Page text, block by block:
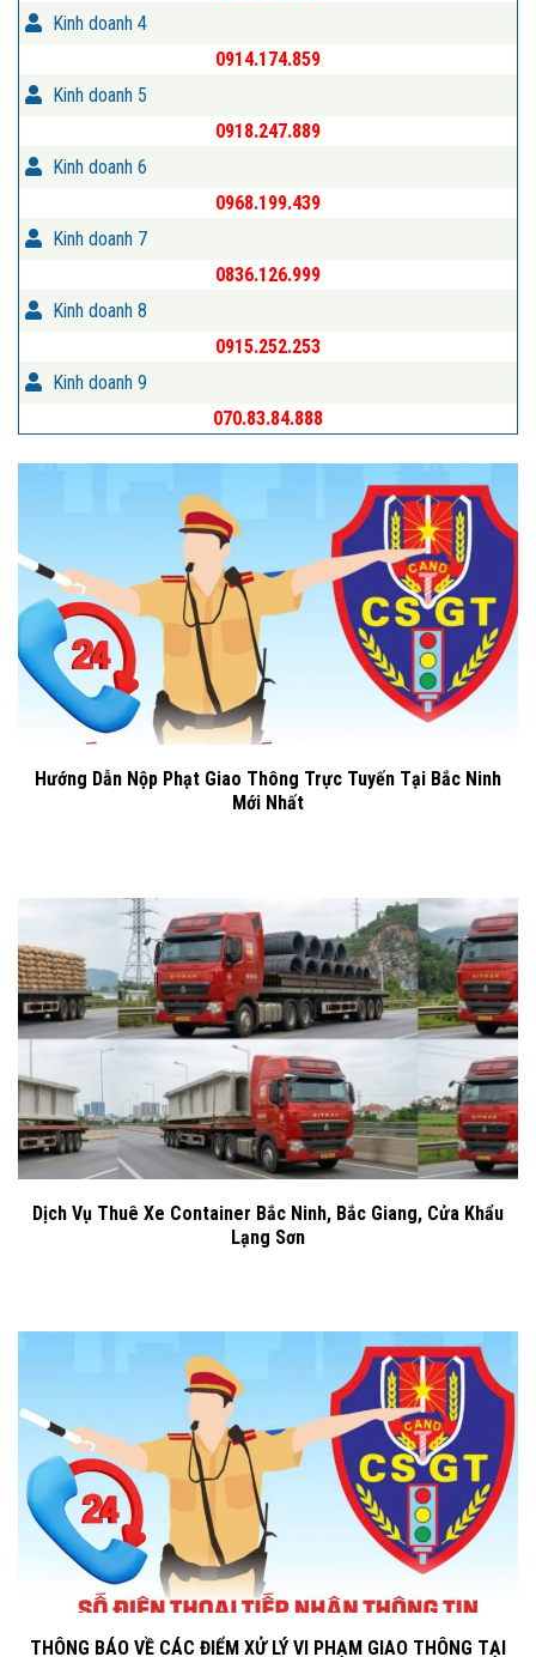
Kinh doanh 4
0914.174.859
Kinh doanh 5
0918.247.889
Kinh doanh 6
0968.199.439
Kinh doanh 7
0836.126.999
Kinh doanh 8
0915.252.253
Kinh doanh 9
070.83.84.888
Hướng Dẫn Nộp Phạt Giao Thông Trực Tuyến Tại Bắc Ninh
Mới Nhất
Dịch Vụ Thuê Xe Container Bắc Ninh, Bắc Giang, Cửa Khẩu
Lạng Sơn
THÔNG BÁO VỀ CÁC ĐIỂM XỬ LÝ VI PHẠM GIAO THÔNG TẠI